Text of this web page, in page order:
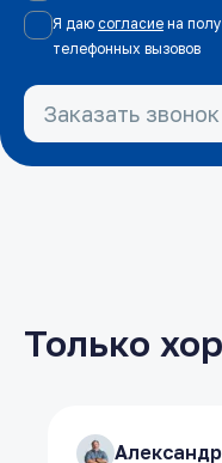
Я даю согласие на
телефонных вызовов
Заказать звонок
Только